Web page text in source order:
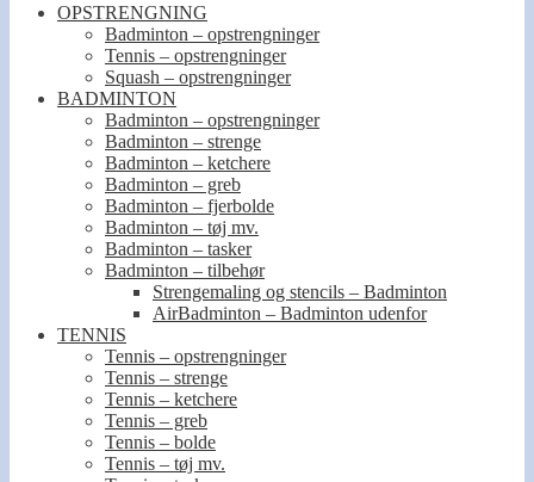
OPSTRENGNING
Badminton – opstrengninger
Tennis – opstrengninger
Squash – opstrengninger
BADMINTON
Badminton – opstrengninger
Badminton – strenge
Badminton – ketchere
Badminton – greb
Badminton – fjerbolde
Badminton – tøj mv.
Badminton – tasker
Badminton – tilbehør
Strengemaling og stencils – Badminton
AirBadminton – Badminton udenfor
TENNIS
Tennis – opstrengninger
Tennis – strenge
Tennis – ketchere
Tennis – greb
Tennis – bolde
Tennis – tøj mv.